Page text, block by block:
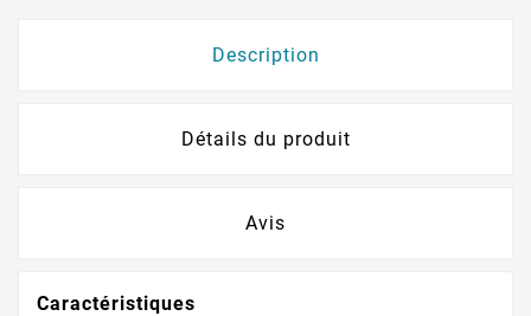
Description
Détails du produit
Avis
Caractéristiques